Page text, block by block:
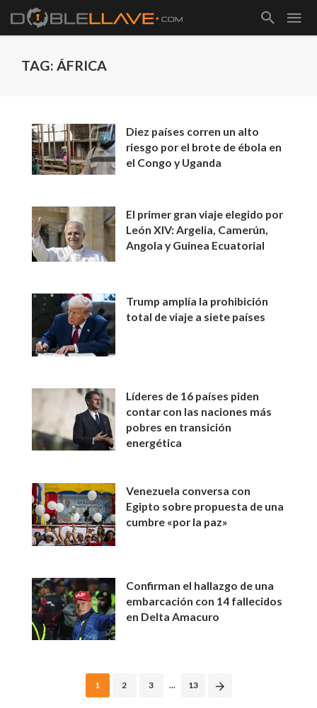
TAG: ÁFRICA
Diez países corren un alto
riesgo por el brote de ébola en
el Congo y Uganda
El primer gran viaje elegido por
León XIV: Argelia, Camerún,
Angola y Guinea Ecuatorial
Trump amplía la prohibición
total de viaje a siete países
Líderes de 16 países piden
contar con las naciones más
pobres en transición
energética
Venezuela conversa con
Egipto sobre propuesta de una
cumbre «por la paz»
Confirman el hallazgo de una
embarcación con 14 fallecidos
en Delta Amacuro
1 2 3 ... 13